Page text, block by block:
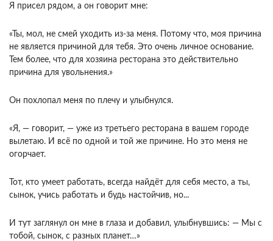
Я присел рядом, а он говорит мне:
«Ты, мол, не смей уходить из-за меня. Потому что, моя причина
не является причиной для тебя. Это очень личное основание.
Тем более, что для хозяина ресторана это действительно
причина для увольнения.»
Он похлопал меня по плечу и улыбнулся.
«Я, — говорит, — уже из третьего ресторана в вашем городе
вылетаю. И всё по одной и той же причине. Но это меня не
огорчает.
Тот, кто умеет работать, всегда найдёт для себя место, а ты,
сынок, учись работать и будь настойчив, но...
И тут заглянул он мне в глаза и добавил, улыбнувшись: — Мы с
тобой, сынок, с разных планет…»